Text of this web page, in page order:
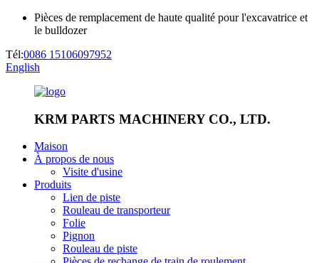
Pièces de remplacement de haute qualité pour l'excavatrice et
le bulldozer
Tél:0086 15106097952
English
KRM PARTS MACHINERY CO., LTD.
Maison
À propos de nous
Visite d'usine
Produits
Lien de piste
Rouleau de transporteur
Folie
Pignon
Rouleau de piste